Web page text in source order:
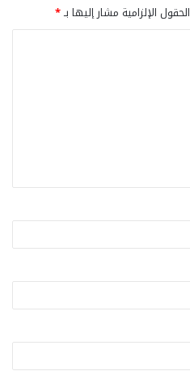
الحقول الإلزامية مشار إليها بـ*